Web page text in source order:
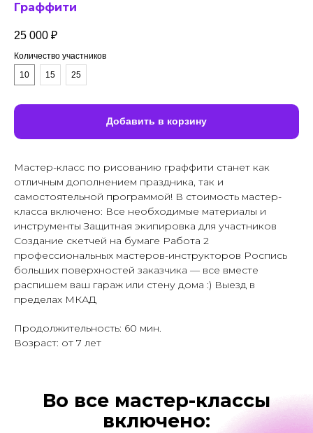
Граффити
25 000 ₽
Количество участников
10
15 25
Добавить в корзину
Мастер-класс по рисованию граффити станет как
отличным дополнением праздника, так и
самостоятельной программой! В стоимость мастер-
класса включено: Все необходимые материалы и
инструменты Защитная экипировка для участников
Создание скетчей на бумаге Работа 2
профессиональных мастеров-инструкторов Роспись
больших поверхностей заказчика — все вместе
распишем ваш гараж или стену дома :) Выезд в
пределах МКАД
Продолжительность: 60 мин.
Возраст: от 7 лет
Во все мастер-классы
включено: